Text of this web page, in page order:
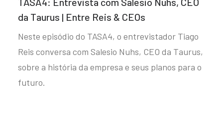
da Taurus | Entre Reis & CEOs
Neste episódio do TASA4, o entrevistador Tiago
Reis conversa com Salesio Nuhs, CEO da Taurus,
sobre a história da empresa e seus planos para o
futuro.